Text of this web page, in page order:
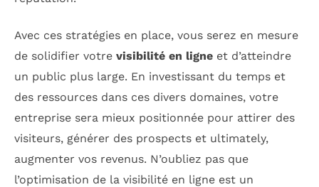
Avec ces stratégies en place, vous serez en mesure
de solidifier votre visibilité en ligne et d’atteindre
un public plus large. En investissant du temps et
des ressources dans ces divers domaines, votre
entreprise sera mieux positionnée pour attirer des
visiteurs, générer des prospects et ultimately,
augmenter vos revenus. N’oubliez pas que
l’optimisation de la visibilité en ligne est un